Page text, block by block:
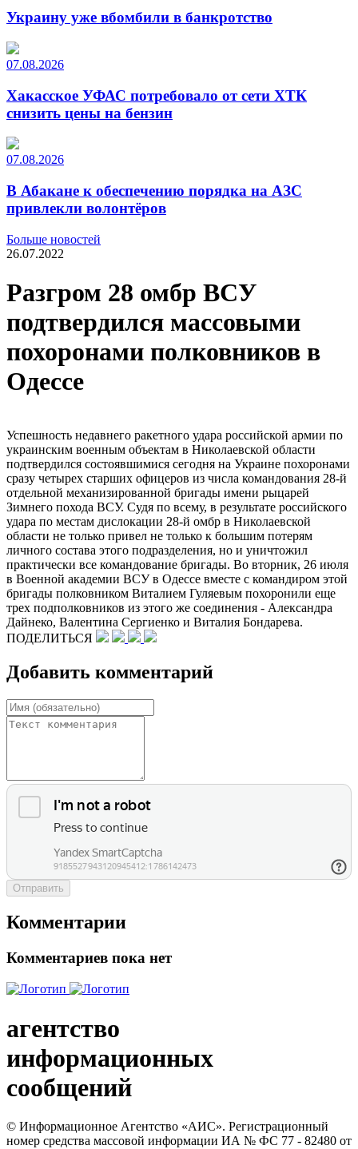
Украину уже вбомбили в банкротство
07.08.2026
Хакасское УФАС потребовало от сети ХТК
снизить цены на бензин
07.08.2026
В Абакане к обеспечению порядка на АЗС
привлекли волонтёров
Больше новостей
26.07.2022
Разгром 28 омбр ВСУ
подтвердился массовыми
похоронами полковников в
Одессе
Успешность недавнего ракетного удара российской армии по
украинским военным объектам в Николаевской области
подтвердился состоявшимися сегодня на Украине похоронами
сразу четырех старших офицеров из числа командования 28-й
отдельной механизированной бригады имени рыцарей
Зимнего похода ВСУ. Судя по всему, в результате российского
удара по местам дислокации 28-й омбр в Николаевской
области не только привел не только к большим потерям
личного состава этого подразделения, но и уничтожил
практически все командование бригады. Во вторник, 26 июля
в Военной академии ВСУ в Одессе вместе с командиром этой
бригады полковником Виталием Гуляевым похоронили еще
трех подполковников из этого же соединения - Александра
Дайнеко, Валентина Сергиенко и Виталия Бондарева.
ПОДЕЛИТЬСЯ
Добавить комментарий
Отправить
Комментарии
Комментариев пока нет
агентство
информационных
сообщений
© Информационное Агентство «АИС». Регистрационный
номер средства массовой информации ИА № ФС 77 - 82480 от